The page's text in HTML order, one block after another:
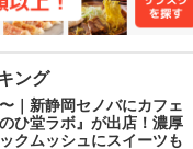
ング
｜新静岡セノバにカフェ
のひ堂ラボ』が出店！濃厚
クムッシュにスイーツも